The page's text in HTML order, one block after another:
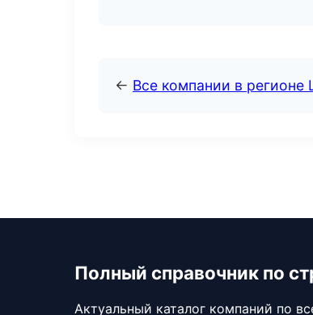
← Все компании в регионе
Полный справочник по
Актуальный каталог компаний по